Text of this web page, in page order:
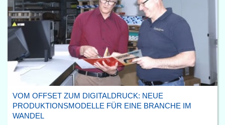
VOM OFFSET ZUM DIGITALDRUCK: NEUE
PRODUKTIONSMODELLE FÜR EINE BRANCHE IM
WANDEL